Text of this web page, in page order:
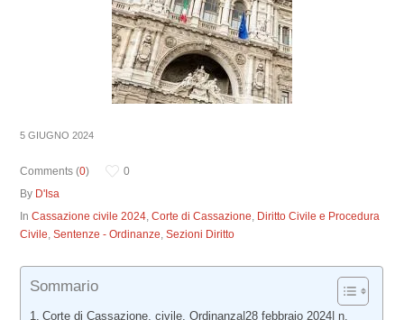
5 GIUGNO 2024
Comments (0)
0
By D'Isa
InCassazione civile 2024,Corte di Cassazione, Diritto Civile e Procedura
Civile,Sentenze - Ordinanze,Sezioni Diritto
Sommario
Corte di Cassazione, civile, Ordinanza|28 febbraio 2024| n.